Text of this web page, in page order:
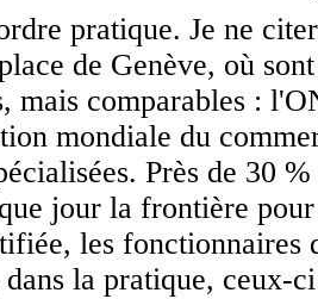
pratique. Je ne
de Genève, où
mais comparables :
mondiale du
Près de 30
jour la frontière
les fonctionnaires
la pratique, ceux-